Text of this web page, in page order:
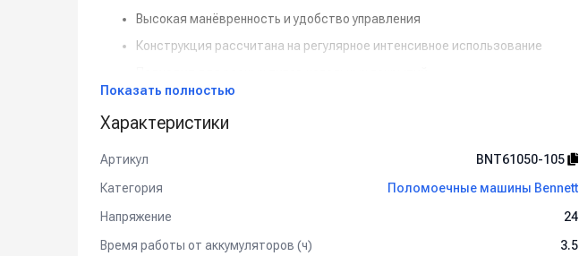
Высокая манёвренность и удобство управления
Конструкция рассчитана на регулярное интенсивное использование
Показать полностью
Характеристики
Артикул BNT61050-105
Категория
Поломоечные машины Bennett
Напряжение
24
Время работы от аккумуляторов (ч)
3.5